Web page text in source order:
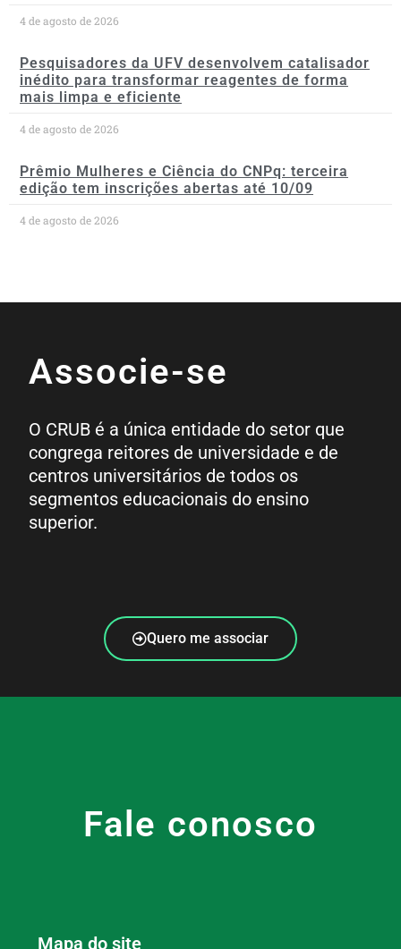
4 de agosto de 2026
Pesquisadores da UFV desenvolvem catalisador
inédito para transformar reagentes de forma
mais limpa e eficiente
4 de agosto de 2026
Prêmio Mulheres e Ciência do CNPq: terceira
edição tem inscrições abertas até 10/09
4 de agosto de 2026
Associe-se
O CRUB é a única entidade do setor que
congrega reitores de universidade e de
centros universitários de todos os
segmentos educacionais do ensino
superior.
Quero me associar
Fale conosco
Mapa do site